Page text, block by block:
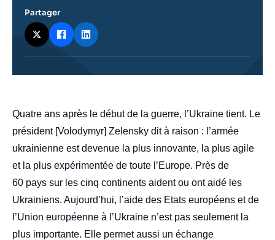
body
Quatre ans après le début de la guerre, l’Ukraine tient. Le
président [Volodymyr] Zelensky dit à raison : l’armée
ukrainienne est devenue la plus innovante, la plus agile
et la plus expérimentée de toute l’Europe. Près de
60 pays sur les cinq continents aident ou ont aidé les
Ukrainiens. Aujourd’hui, l’aide des Etats européens et de
l’Union européenne à l’Ukraine n’est pas seulement la
plus importante. Elle permet aussi un échange
Partager